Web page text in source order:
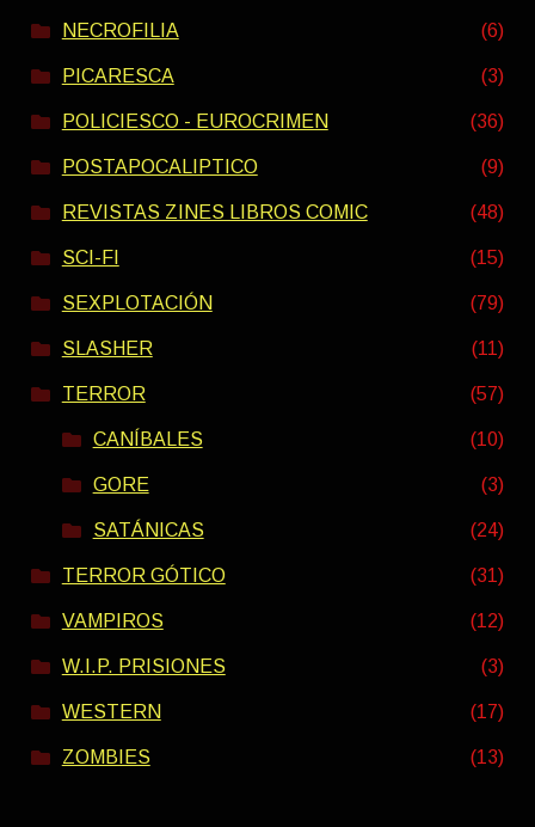
NECROFILIA (6)
PICARESCA (3)
POLICIESCO - EUROCRIMEN (36)
POSTAPOCALIPTICO (9)
REVISTAS ZINES LIBROS COMIC (48)
SCI-FI (15)
SEXPLOTACIÓN (79)
SLASHER (11)
TERROR (57)
CANÍBALES (10)
GORE (3)
SATÁNICAS (24)
TERROR GÓTICO (31)
VAMPIROS (12)
W.I.P. PRISIONES (3)
WESTERN (17)
ZOMBIES (13)